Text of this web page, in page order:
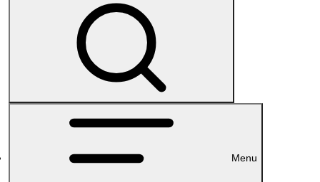
Menu